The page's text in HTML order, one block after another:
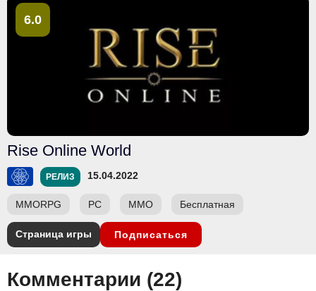
6.0
Rise Online World
РЕЛИЗ 15.04.2022
MMORPG PC ММО Бесплатная
Страница игры Подписаться
Комментарии (22)